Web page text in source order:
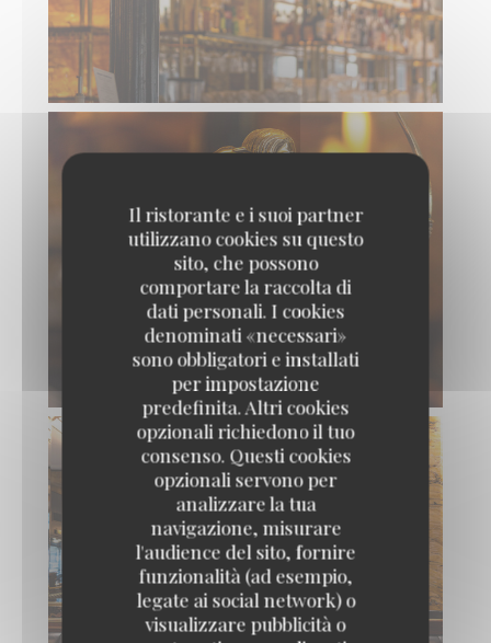
Il ristorante e i suoi partner
utilizzano cookies su questo
sito, che possono
comportare la raccolta di
dati personali. I cookies
denominati «necessari»
sono obbligatori e installati
per impostazione
predefinita. Altri cookies
opzionali richiedono il tuo
consenso. Questi cookies
opzionali servono per
analizzare la tua
navigazione, misurare
l'audience del sito, fornire
funzionalità (ad esempio,
legate ai social network) o
visualizzare pubblicità o